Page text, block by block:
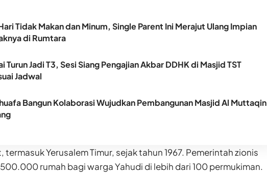
Tidak Makan dan Minum, Single Parent Ini Merajut Ulang Impian
di Rumtara
Turun Jadi T3, Sesi Siang Pengajian Akbar DDHK di Masjid TST
Jadwal
Bangun Kolaborasi Wujudkan Pembangunan Masjid Al Muttaqin
termasuk Yerusalem Timur, sejak tahun 1967. Pemerintah zionis
rumah bagi warga Yahudi di lebih dari 100 permukiman.